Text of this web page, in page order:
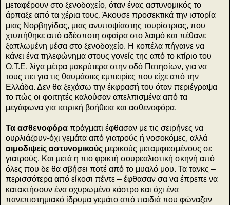
μεταφέρουν στο ξενοδοχείο, όταν ένας αστυνομικός το
άρπαξε από τα χέρια τους. Άκουσε προσεκτικά την ιστορία
μιας Νορβηγίδας, μιας ανυποψίαστης τουρίστριας, που
χτυπήθηκε από αδέσποτη σφαίρα στο λαιμό και πέθανε
ξαπλωμένη μέσα στο ξενοδοχείο. Η κοπέλα πήγαινε να
κάνει ένα τηλεφώνημα στους γονείς της από το κτίριο του
Ο.Τ.Ε. λίγα μέτρα μακρύτερα στην οδό Πατησίων, για να
τους πει για τις θαυμάσιες εμπειρίες που είχε από την
Ελλάδα. Δεν θα ξεχάσω την έκφρασή του όταν περιέγραψα
το πώς οι φοιτητές καλούσαν απελπισμένα από τα
μεγάφωνα για ιατρική βοήθεια και ασθενοφόρα.
Τα ασθενοφόρα πράγματι έφθασαν με τις σειρήνες να
ουρλιάζουν-όχι γεμάτα από γιατρούς ή νοσοκόμες, αλλά
αιμοδιψείς αστυνομικούς μερικούς μεταμφιεσμένους σε
γιατρούς. Και μετά η πιο φρικτή σουρεαλιστική σκηνή από
όλες που δε θα σβήσει ποτέ από το μυαλό μου. Τα τανκς –
περισσότερα από είκοσι πέντε – έφθασαν σα να έπρεπε να
κατακτήσουν ένα οχυρωμένο κάστρο και όχι ένα
πανεπιστημιακό ίδρυμα γεμάτο από παιδιά που φώναζαν